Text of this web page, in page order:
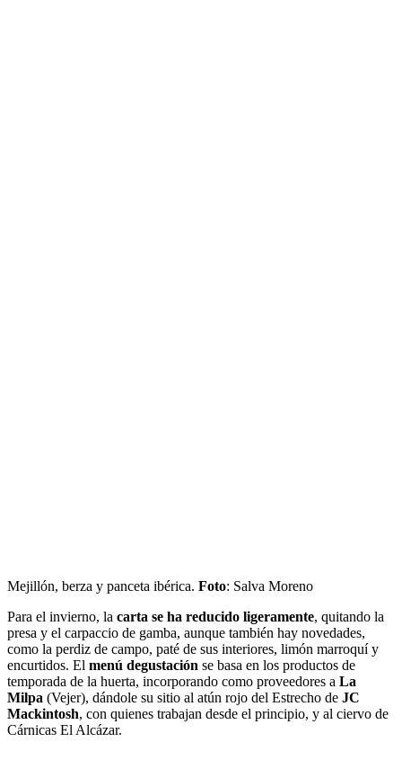
Mejillón, berza y panceta ibérica. Foto: Salva Moreno
Para el invierno, la carta se ha reducido ligeramente, quitando la
presa y el carpaccio de gamba, aunque también hay novedades,
como la perdiz de campo, paté de sus interiores, limón marroquí y
encurtidos. El menú degustación se basa en los productos de
temporada de la huerta, incorporando como proveedores a La
Milpa (Vejer), dándole su sitio al atún rojo del Estrecho de JC
Mackintosh, con quienes trabajan desde el principio, y al ciervo de
Cárnicas El Alcázar.